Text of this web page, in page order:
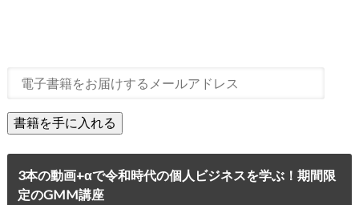
3本の動画+αで令和時代の個人ビジネスを学ぶ！期間限
定のGMM講座